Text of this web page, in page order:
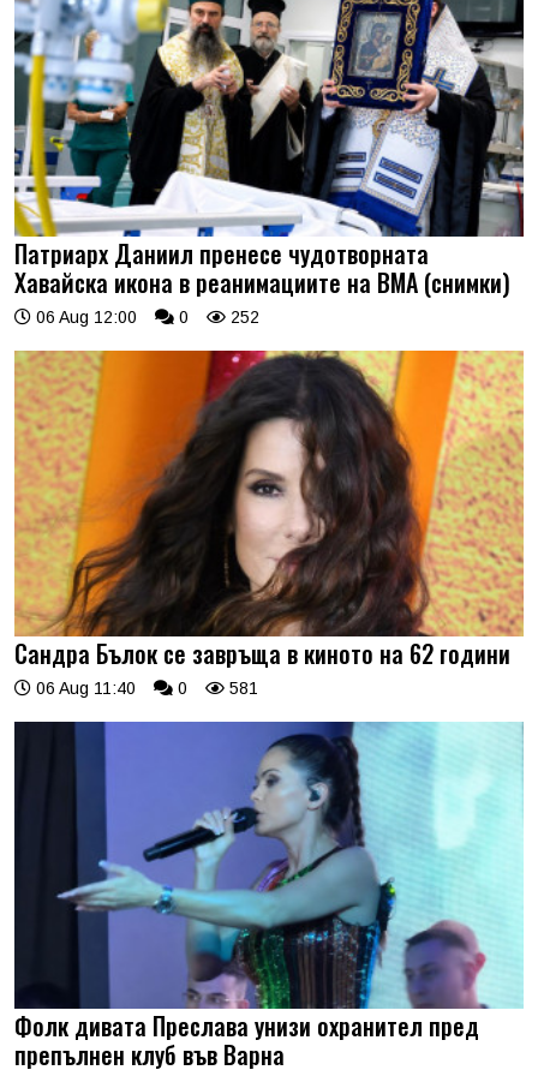
Патриарх Даниил пренесе чудотворната
Хавайска икона в реанимациите на ВМА (снимки)
06 Aug 12:00 0 252
Сандра Бълок се завръща в киното на 62 години
06 Aug 11:40 0 581
Фолк дивата Преслава унизи охранител пред
препълнен клуб във Варна